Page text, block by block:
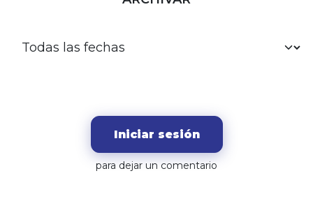
Iniciar sesión
para dejar un comentario